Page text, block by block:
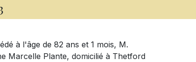
à l'âge de 82 ans et 1 mois, M.
Marcelle Plante, domicilié à Thetford